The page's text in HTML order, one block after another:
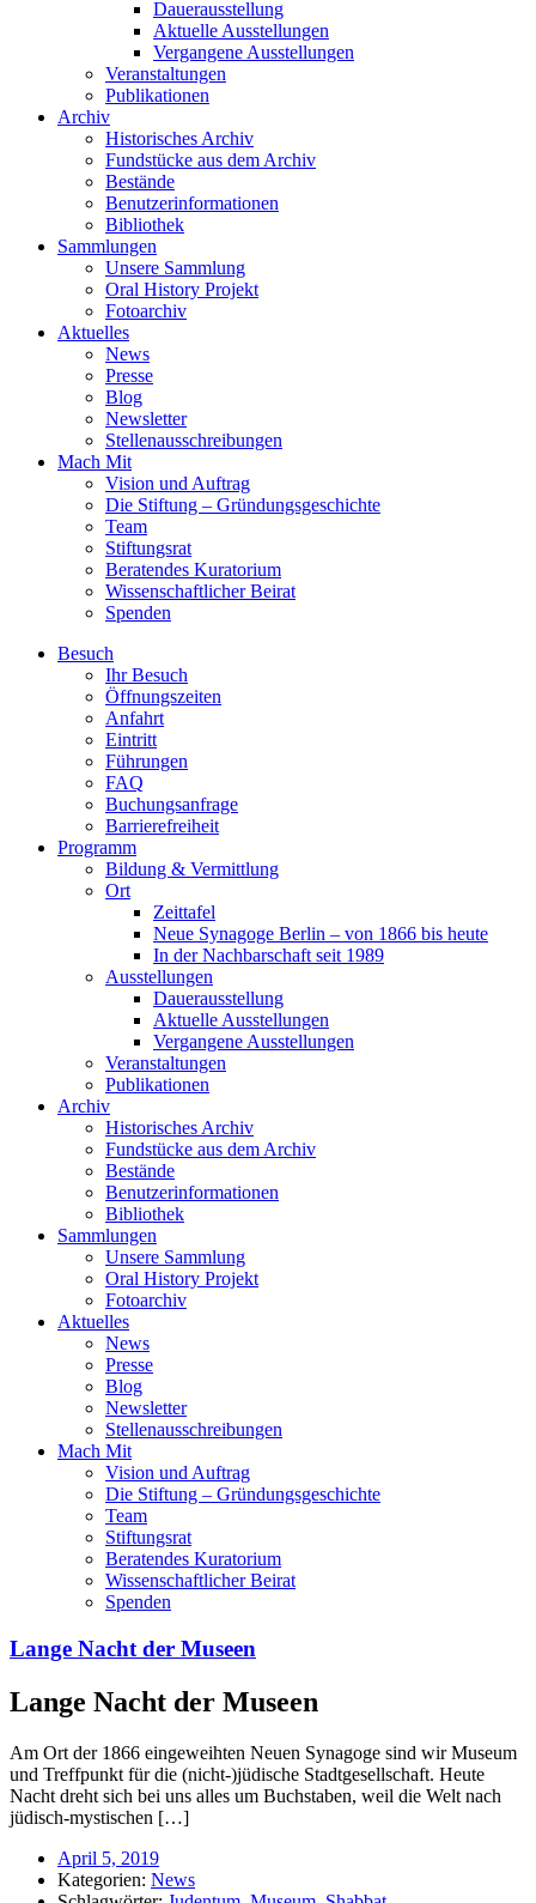
Dauerausstellung
Aktuelle Ausstellungen
Vergangene Ausstellungen
Veranstaltungen
Publikationen
Archiv
Historisches Archiv
Fundstücke aus dem Archiv
Bestände
Benutzerinformationen
Bibliothek
Sammlungen
Unsere Sammlung
Oral History Projekt
Fotoarchiv
Aktuelles
News
Presse
Blog
Newsletter
Stellenausschreibungen
Mach Mit
Vision und Auftrag
Die Stiftung – Gründungsgeschichte
Team
Stiftungsrat
Beratendes Kuratorium
Wissenschaftlicher Beirat
Spenden
Besuch
Ihr Besuch
Öffnungszeiten
Anfahrt
Eintritt
Führungen
FAQ
Buchungsanfrage
Barrierefreiheit
Programm
Bildung & Vermittlung
Ort
Zeittafel
Neue Synagoge Berlin – von 1866 bis heute
In der Nachbarschaft seit 1989
Ausstellungen
Dauerausstellung
Aktuelle Ausstellungen
Vergangene Ausstellungen
Veranstaltungen
Publikationen
Archiv
Historisches Archiv
Fundstücke aus dem Archiv
Bestände
Benutzerinformationen
Bibliothek
Sammlungen
Unsere Sammlung
Oral History Projekt
Fotoarchiv
Aktuelles
News
Presse
Blog
Newsletter
Stellenausschreibungen
Mach Mit
Vision und Auftrag
Die Stiftung – Gründungsgeschichte
Team
Stiftungsrat
Beratendes Kuratorium
Wissenschaftlicher Beirat
Spenden
Lange Nacht der Museen
Lange Nacht der Museen
Am Ort der 1866 eingeweihten Neuen Synagoge sind wir Museum
und Treffpunkt für die (nicht-)jüdische Stadtgesellschaft. Heute
Nacht dreht sich bei uns alles um Buchstaben, weil die Welt nach
jüdisch-mystischen […]
April 5, 2019
Kategorien: News